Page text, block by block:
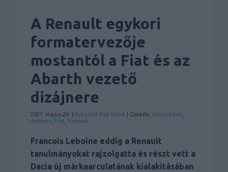
A Renault egykori
formatervezője
mostantól a Fiat és az
Abarth vezető
dizájnere
2021. május 26. | Autóshír Fiat Hírek | Címkék: autós hírek
dizájner, Fiat Renault
Francois Leboine eddig a Renault
tanulmányokat rajzolgatta és részt vett a
Dacia új márkaarculatának kialakításában